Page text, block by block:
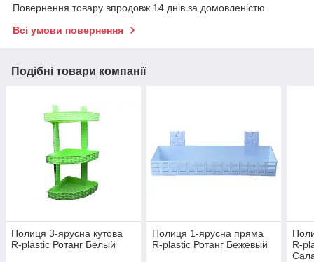
Повернення товару впродовж 14 днів за домовленістю
Всі умови повернення
Подібні товари компанії
Полиця 3-ярусна кутова
R-plastic Ротанг Белый
Полиця 1-ярусна пряма
R-plastic Ротанг Бежевый
R-